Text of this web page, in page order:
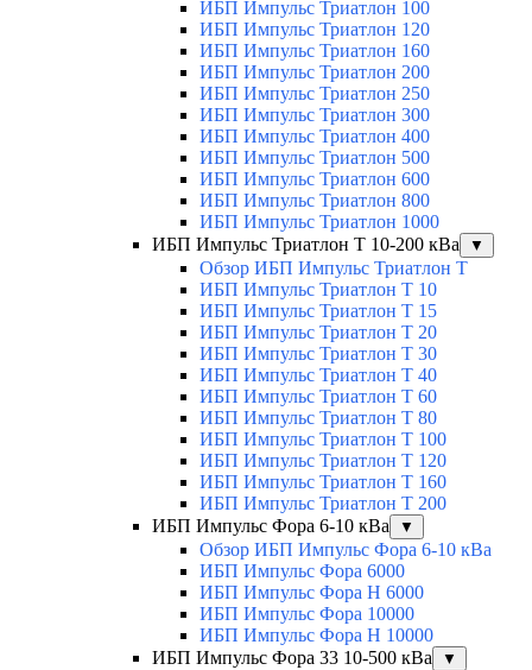
ИБП Импульс Триатлон 100
ИБП Импульс Триатлон 120
ИБП Импульс Триатлон 160
ИБП Импульс Триатлон 200
ИБП Импульс Триатлон 250
ИБП Импульс Триатлон 300
ИБП Импульс Триатлон 400
ИБП Импульс Триатлон 500
ИБП Импульс Триатлон 600
ИБП Импульс Триатлон 800
ИБП Импульс Триатлон 1000
ИБП Импульс Триатлон Т 10-200 кВа
▼
Обзор ИБП Импульс Триатлон Т
ИБП Импульс Триатлон Т 10
ИБП Импульс Триатлон Т 15
ИБП Импульс Триатлон Т 20
ИБП Импульс Триатлон Т 30
ИБП Импульс Триатлон Т 40
ИБП Импульс Триатлон Т 60
ИБП Импульс Триатлон Т 80
ИБП Импульс Триатлон Т 100
ИБП Импульс Триатлон Т 120
ИБП Импульс Триатлон Т 160
ИБП Импульс Триатлон Т 200
ИБП Импульс Фора 6-10 кВа
▼
Обзор ИБП Импульс Фора 6-10 кВа
ИБП Импульс Фора 6000
ИБП Импульс Фора H 6000
ИБП Импульс Фора 10000
ИБП Импульс Фора H 10000
ИБП Импульс Фора 33 10-500 кВа
▼